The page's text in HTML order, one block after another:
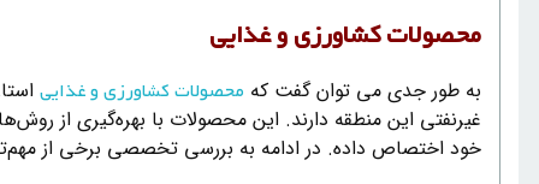
محصولات کشاورزی و غذایی
به طور جدی می توان گفت که محصولات کشاورزی و غذایی
غیرنفتی این منطقه دارند. این محصولات با بهره‌گیری از
خود اختصاص داده‌. در ادامه به بررسی تخصصی برخی از